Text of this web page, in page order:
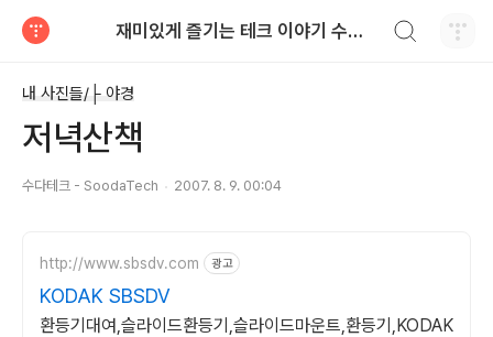
재미있게 즐기는 테크 이야기 수다테크 - SoodaTech
내 사진들/├ 야경
저녁산책
수다테크 - SoodaTech 2007. 8. 9. 00:04
http://www.sbsdv.com 광고
KODAK SBSDV
환등기대여,슬라이드환등기,슬라이드마운트,환등기,KODAK